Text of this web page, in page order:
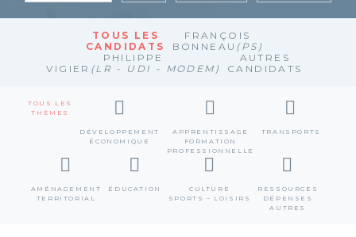
TOUS LES
CANDIDATS
FRANÇOIS
BONNEAU (PS)
PHILIPPE
VIGIER (LR - UDI - MODEM)
AUTRES
CANDIDATS
TOUS LES
THÈMES
DÉVELOPPEMENT
ÉCONOMIQUE
APPRENTISSAGE
FORMATION
PROFESSIONNELLE
TRANSPORTS
AMÉNAGEMENT
TERRITORIAL
ÉDUCATION
CULTURE
SPORTS – LOISIRS
RESSOURCES
DÉPENSES
AUTRES